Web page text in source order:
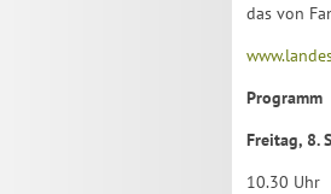
das von
Programm
Freitag, 8.
10.30 Uhr